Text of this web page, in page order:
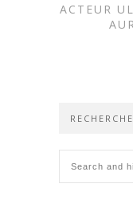
RÉACTEUR